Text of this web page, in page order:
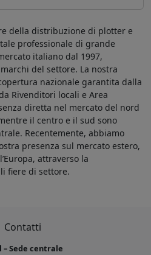
della distribuzione di plotter e
professionale di grande
italiano dal 1997,
del settore. La nostra
nazionale garantita dalla
Rivenditori locali e Area
diretta nel mercato del nord
il centro e il sud sono
Recentemente, abbiamo
presenza sul mercato estero,
attraverso la
fiere di settore.
Contatti
– Sede centrale